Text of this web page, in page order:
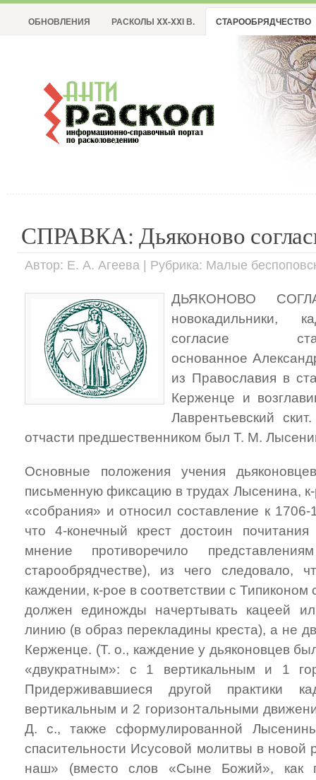
ОБНОВЛЕНИЯ РАСКОЛЫ XX-XXI В. СТАРООБРЯДЧЕСТВО
СПРАВКА: Дьяконово
Автор: Е. А. Агеева | Рубрика: Малые
ДЬЯКОНОВО
новокадильники,
согласие
основанное
из Православия в
Керженце и
Лаврентьевский
отчасти предшественником был Т. М.
Основные положения учения
письменную фиксацию в трудах Лысенина,
«собрания» и относил составление к
что 4-конечный крест достоин
мнение противоречило
старообрядчестве), из чего следовало,
каждении, к-рое в соответствии с
должен единожды начертывать кацеей
линию (в образ перекладины креста), а не
Керженце. (Т. о., каждение у дьяконовцев
«двукратным»: с 1 вертикальным и 1
Придерживавшиеся другой практики
вертикальным и 2 горизонтальными
Д. с., также сформулированной
спасительности Исусовой молитвы в новой
наш» (вместо слов «Сыне Божий», как